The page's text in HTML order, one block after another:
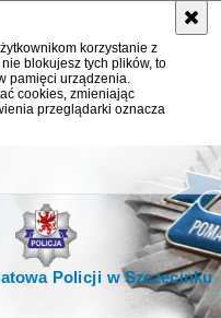
korzystanie z
blokujesz tych plików, to
pamięci urządzenia.
cookies, zmieniając
przeglądarki oznacza
Policji w Szczecinku